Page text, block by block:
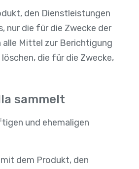
den Dienstleistungen
nur die für die Zwecke der
Mittel zur Berichtigung
die für die Zwecke,
sammelt
und ehemaligen
dem Produkt, den